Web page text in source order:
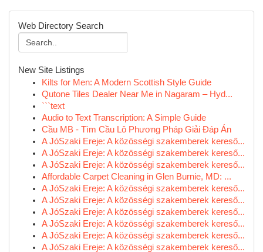
Web Directory Search
New Site Listings
Kilts for Men: A Modern Scottish Style Guide
Qutone Tiles Dealer Near Me in Nagaram – Hyd...
```text
Audio to Text Transcription: A Simple Guide
Cầu MB - Tìm Cầu Lô Phương Pháp Giải Đáp Án
A JóSzaki Ereje: A közösségi szakemberek kereső...
A JóSzaki Ereje: A közösségi szakemberek kereső...
A JóSzaki Ereje: A közösségi szakemberek kereső...
Affordable Carpet Cleaning in Glen Burnie, MD: ...
A JóSzaki Ereje: A közösségi szakemberek kereső...
A JóSzaki Ereje: A közösségi szakemberek kereső...
A JóSzaki Ereje: A közösségi szakemberek kereső...
A JóSzaki Ereje: A közösségi szakemberek kereső...
A JóSzaki Ereje: A közösségi szakemberek kereső...
A JóSzaki Ereje: A közösségi szakemberek kereső...